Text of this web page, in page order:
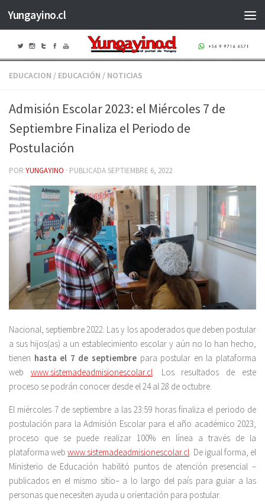
Saltar al contenido
Yungayino.cl
EDUCACION / EDUCACIÓN / NOTICIAS
Admisión Escolar 2023: el Miércoles 7 de
Septiembre Finaliza el Periodo de
Postulación
POR YUNGAYINO · PUBLICADASEPTIEMBRE 6, 2022
Nacional, septiembre 2022: Las y los apoderados que deben postular
a sus hijos(as) a un establecimiento escolar y aún no lo han hecho,
tienen hasta el 7 de septiembre para postular en la plataforma
web www.sistemadeadmisionescolar.cl. Los resultados de este
proceso se podrán conocer desde el 24 al 28 de octubre.
El miércoles 7 de septiembre a las 23:59 horas finaliza el periodo de
postulación para la Admisión Escolar para el año académico 2023,
proceso que se puede realizar 100% en línea a través de la
plataforma webwww.sistemadeadmisionescolar.cl. De igual forma, el
Ministerio de Educación habilitó puntos de atención presencial –
publicados en el mismo sitio– a lo largo del país para guiar a las
personas que necesiten ayuda u orientación para postular.